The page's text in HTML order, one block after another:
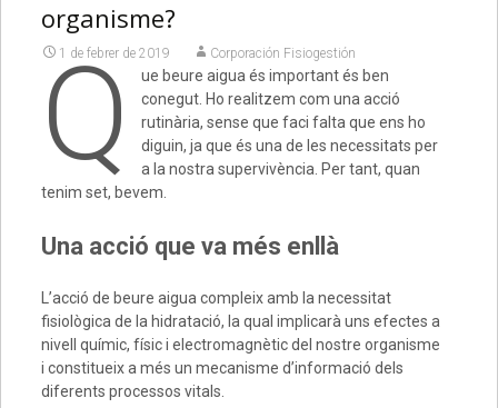
organisme?
1 de febrer de 2019 Corporación Fisiogestión
Q
ue beure aigua és important és ben
conegut. Ho realitzem com una acció
rutinària, sense que faci falta que ens ho
diguin, ja que és una de les necessitats per
a la nostra supervivència. Per tant, quan
tenim set, bevem.
Una acció que va més enllà
L’acció de beure aigua compleix amb la necessitat
fisiològica de la hidratació, la qual implicarà uns efectes a
nivell químic, físic i electromagnètic del nostre organisme
i constitueix a més un mecanisme d’informació dels
diferents processos vitals.